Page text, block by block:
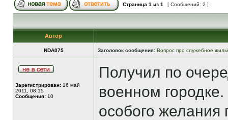
Страница 1 из 1 [ Сообщений: 2 ]
Автор
NDA075 Заголовок сообщения: Вопрос про служебное
Зарегистрирован: 16 май
2011, 08:15
Сообщения: 10
Получил по
военном
особого желания